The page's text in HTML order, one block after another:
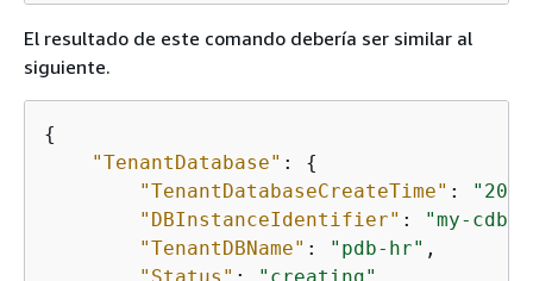
El resultado de este comando debería ser similar al
siguiente.
{
"TenantDatabase" : {
"TenantDatabaseCreateTime" :
"DBInstanceIdentifier" :
"my-
"TenantDBName" : "pdb-hr" ,